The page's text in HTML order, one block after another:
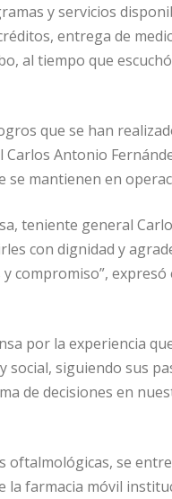
y servicios
entrega de
al tiempo que
que se han
Antonio
mantienen en
teniente general
con dignidad y
compromiso”,
por la experiencia
siguiendo sus
de decisiones en
se
farmacia móvil